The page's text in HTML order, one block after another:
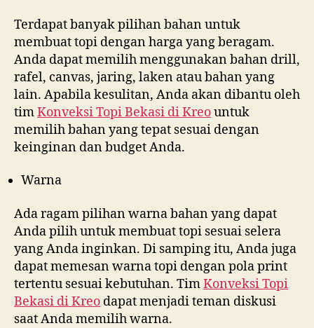
Terdapat banyak pilihan bahan untuk
membuat topi dengan harga yang beragam.
Anda dapat memilih menggunakan bahan drill,
rafel, canvas, jaring, laken atau bahan yang
lain. Apabila kesulitan, Anda akan dibantu oleh
timKonveksi Topi Bekasi diKreountuk
memilih bahan yang tepat sesuai dengan
keinginan dan budget Anda.
Warna
Ada ragam pilihan warna bahan yang dapat
Anda pilih untuk membuat topi sesuai selera
yang Anda inginkan. Di samping itu, Anda juga
dapat memesan warna topi dengan pola print
tertentu sesuai kebutuhan. TimKonveksi Topi
Bekasi diKreo dapat menjadi teman diskusi
saat Anda memilih warna.